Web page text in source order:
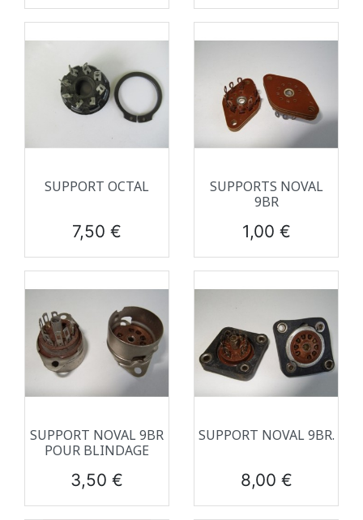
SUPPORT OCTAL
Prix
7,50 €
SUPPORTS NOVAL
9BR
Prix
1,00 €
SUPPORT NOVAL 9BR
POUR BLINDAGE
Prix
3,50 €
SUPPORT NOVAL 9BR.
Prix
8,00 €